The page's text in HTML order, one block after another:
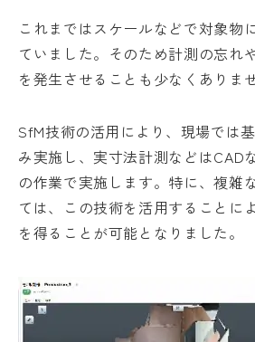
お問い合わ
Nagoya
9:00-17:00受
Tokyo 03-
9:00-17:00受付
安心を未来へ
社会貢献する
これまではスケールなどで対象物
ていました。そのため計測の忘れ
を発生させることも少なくありま
SfM技術の活用により、現場では
み実施し、実寸法計測などはCAD
の作業で実施します。特に、複雑
ては、この技術を活用することに
を得ることが可能となりました。